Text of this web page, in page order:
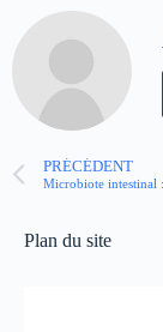
PRÉCÉDENT
Plan du site